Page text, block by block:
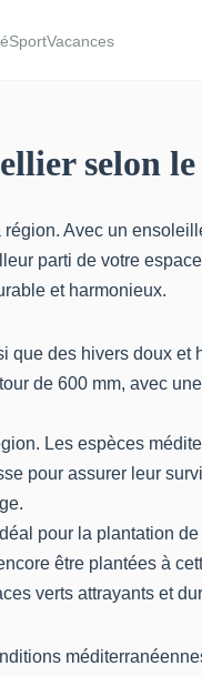
SportVacances
selon
Avec un
parti de votre
et harmonieux.
des hivers doux
de 600 mm, avec
Les espèces
pour assurer leur
pour la plantation
être plantées à
verts attrayants et